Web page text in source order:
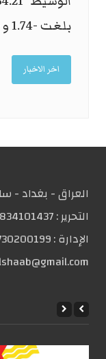
بلغت -1.74 و -1.86 على التوالي.
اخر الاخبار
العراق - بغداد -
التحریر :
الإدارة :